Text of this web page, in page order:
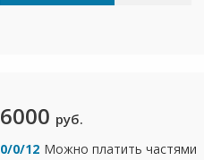
6000 руб.
0/0/12 Можно платить частями